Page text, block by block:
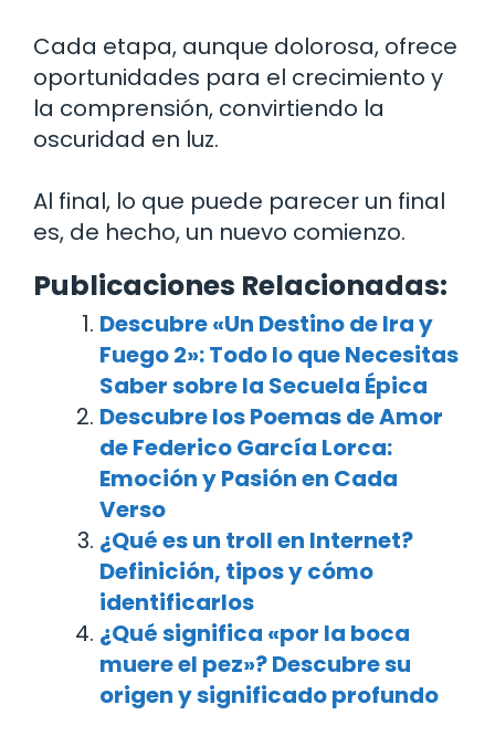
Cada etapa, aunque dolorosa, ofrece
oportunidades para el crecimiento y
la comprensión, convirtiendo la
oscuridad en luz.
Al final, lo que puede parecer un final
es, de hecho, un nuevo comienzo.
Publicaciones Relacionadas:
Descubre «Un Destino de Ira y
Fuego 2»: Todo lo que Necesitas
Saber sobre la Secuela Épica
Descubre los Poemas de Amor
de Federico García Lorca:
Emoción y Pasión en Cada
Verso
¿Qué es un troll en Internet?
Definición, tipos y cómo
identificarlos
¿Qué significa «por la boca
muere el pez»? Descubre su
origen y significado profundo